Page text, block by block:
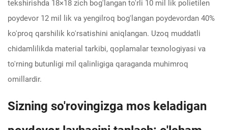
tekshirishda 18×18 zich bog'langan to'rli 10 mil lik polietilen
poydevor 12 mil lik va yengilroq bog'langan poydevordan 40%
ko'proq qarshilik ko'rsatishini aniqlangan. Uzoq muddatli
chidamlilikda material tarkibi, qoplamalar texnologiyasi va
to'rning butunligi mil qalinligiga qaraganda muhimroq
omillardir.
Sizning so'rovingizga mos keladigan